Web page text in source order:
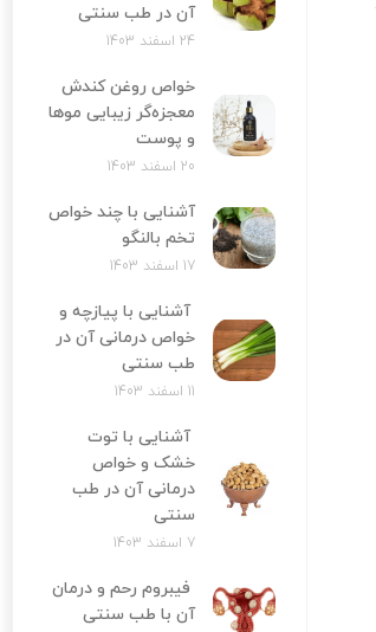
آن در طب سنتی
24 اسفند 1403
خواص روغن کندش
معجزه‌‌گر زیبایی موها
و پوست
20 اسفند 1403
آشنایی با چند خواص
تخم بالنگو
17 اسفند 1403
آشنایی با پیازچه و
خواص درمانی آن در
طب سنتی
11 اسفند 1403
آشنایی با توت
خشک و خواص
درمانی آن در طب
سنتی
7 اسفند 1403
فیبروم رحم و درمان
آن با طب سنتی